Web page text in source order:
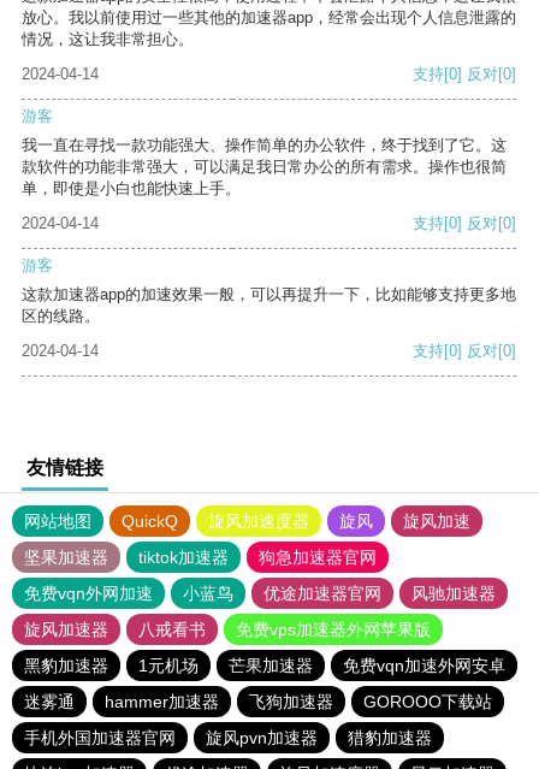
放心。我以前使用过一些其他的加速器app，经常会出现个人信息泄露的
情况，这让我非常担心。
2024-04-14
支持[0] 反对[0]
游客
我一直在寻找一款功能强大、操作简单的办公软件，终于找到了它。这
款软件的功能非常强大，可以满足我日常办公的所有需求。操作也很简
单，即使是小白也能快速上手。
2024-04-14
支持[0] 反对[0]
游客
这款加速器app的加速效果一般，可以再提升一下，比如能够支持更多地
区的线路。
2024-04-14
支持[0] 反对[0]
友情链接
网站地图 QuickQ 旋风加速度器 旋风
旋风加速
坚果加速器
tiktok加速器
狗急加速器官网
免费vqn外网加速
小蓝鸟 优途加速器官网
风驰加速器
旋风加速器
八戒看书
免费vps加速器外网苹果版
黑豹加速器
1元机场 芒果加速器
免费vqn加速外网安卓
迷雾通
hammer加速器 飞狗加速器
GOROOO下载站
手机外国加速器官网
旋风pvn加速器
猎豹加速器